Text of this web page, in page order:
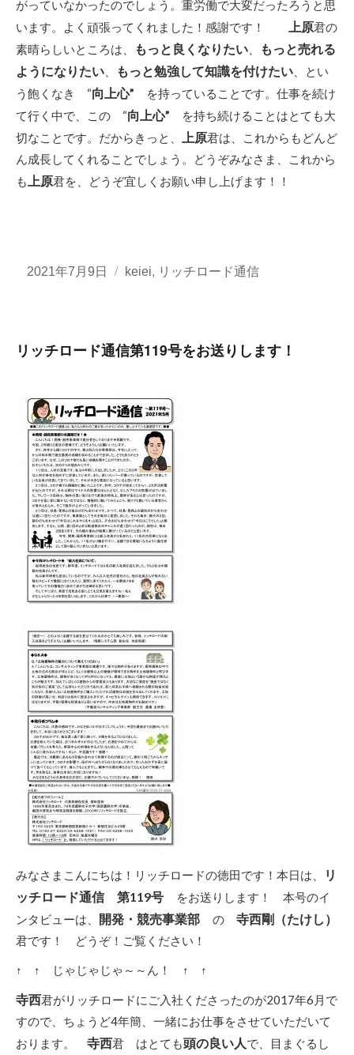
がっていなかったのでしょう。重労働で大変だったろうと思
います。よく頑張ってくれました！感謝です！
上原君の
素晴らしいところは、
もっと良くなりたい
もっと売れる
ようになりたい
もっと勉強して知識を付けたい 、とい
う飽くなき “向上心” を持っていることです。仕事を続け
て行く中で、この “向上心” を持ち続けることはとても大
切なことです。だからきっと、
上原君は、これからもどんど
ん成長してくれることでしょう。どうぞみなさま、これから
も 上原君を、どうぞ宜しくお願い申し上げます！！
投
2021年7月9日
カ
ー
keiei, リッチロード通信
リッチロード通信第119号をお送りします！
みなさまこんにちは！リッチロードの徳田です！本日は、
リ
ッチロード通信 第119号
をお送りします！ 本号のイ
ンタビューは、 開発・競売事業部 の 寺西剛（たけし）
君です！ どうぞ！ご覧ください！
↑ ↑ じゃじゃじゃ～～ん！ ↑ ↑
寺西君がリッチロードにご入社くださったのが2017年6月で
すので、ちょうど4年簡、一緒にお仕事をさせていただいて
おります。 寺西君 はとても頭の良い人で、目まぐるし